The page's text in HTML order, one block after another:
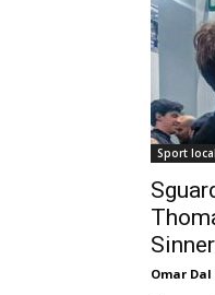
Sport
Omar Dal